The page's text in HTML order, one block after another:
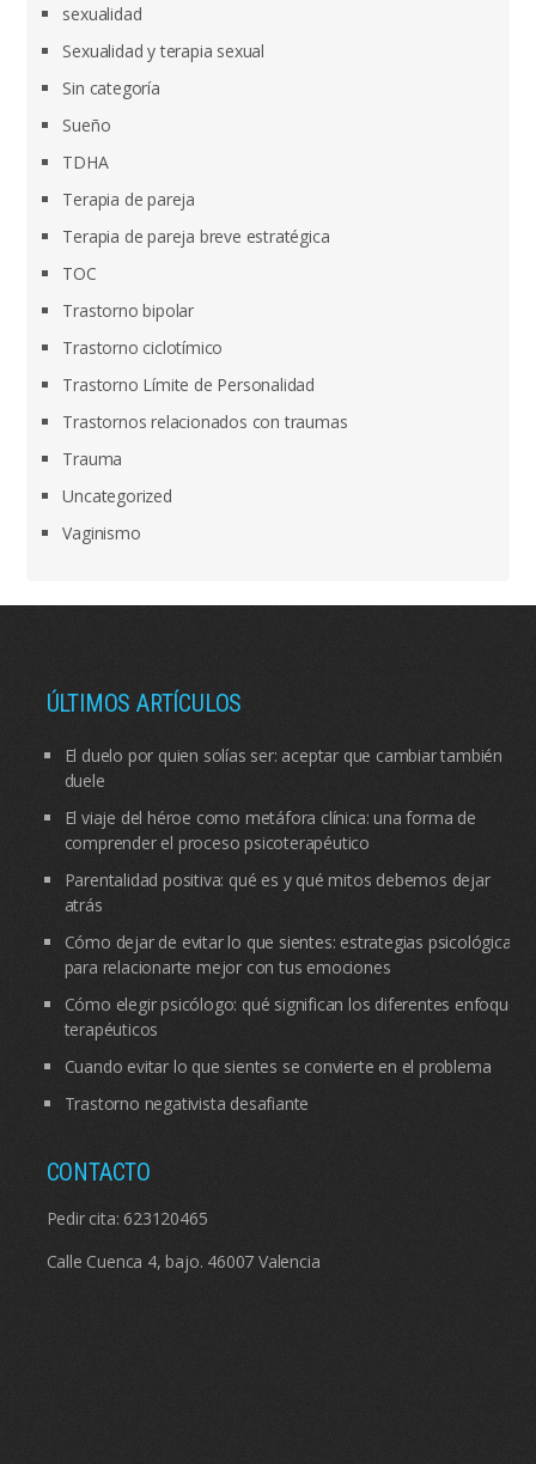
sexualidad
Sexualidad y terapia sexual
Sin categoría
Sueño
TDHA
Terapia de pareja
Terapia de pareja breve estratégica
TOC
Trastorno bipolar
Trastorno ciclotímico
Trastorno Límite de Personalidad
Trastornos relacionados con traumas
Trauma
Uncategorized
Vaginismo
ÚLTIMOS ARTÍCULOS
El duelo por quien solías ser: aceptar que cambiar también
duele
El viaje del héroe como metáfora clínica: una forma de
comprender el proceso psicoterapéutico
Parentalidad positiva: qué es y qué mitos debemos dejar
atrás
Cómo dejar de evitar lo que sientes: estrategias psicológicas
para relacionarte mejor con tus emociones
Cómo elegir psicólogo: qué significan los diferentes enfoques
terapéuticos
Cuando evitar lo que sientes se convierte en el problema
Trastorno negativista desafiante
CONTACTO
Pedir cita: 623120465
Calle Cuenca 4, bajo. 46007 Valencia